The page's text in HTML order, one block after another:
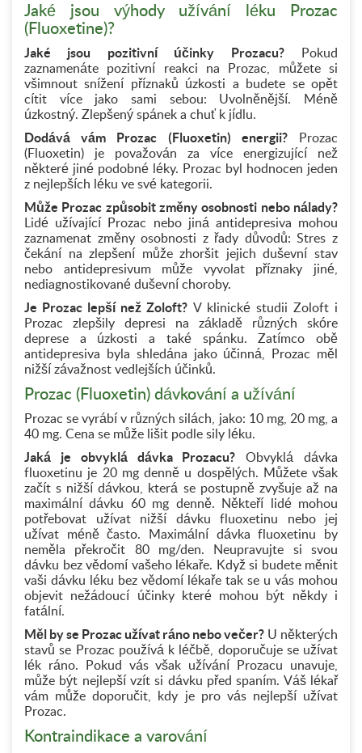
Jaké jsou výhody užívání léku Prozac
(Fluoxetine)?
Jaké jsou pozitivní účinky Prozacu?Pokud
zaznamenáte pozitivní reakci na Prozac, můžete si
všimnout snížení příznaků úzkosti a budete se opět
cítit více jako sami sebou: Uvolněnější. Méně
úzkostný. Zlepšený spánek a chuť k jídlu.
Dodává vám Prozac (Fluoxetin) energii?Prozac
(Fluoxetin) je považován za více energizující než
některé jiné podobné léky. Prozac byl hodnocen jeden
z nejlepších léku ve své kategorii.
Může Prozac způsobit změny osobnosti nebo nálady?
Lidé užívající Prozac nebo jiná antidepresiva mohou
zaznamenat změny osobnosti z řady důvodů: Stres z
čekání na zlepšení může zhoršit jejich duševní stav
nebo antidepresivum může vyvolat příznaky jiné,
nediagnostikované duševní choroby.
Je Prozac lepší než Zoloft? V klinické studii Zoloft i
Prozac zlepšily depresi na základě různých skóre
deprese a úzkosti a také spánku. Zatímco obě
antidepresiva byla shledána jako účinná, Prozac měl
nižší závažnost vedlejších účinků.
Prozac (Fluoxetin) dávkování a užívání
Prozac se vyrábí v různých silách, jako: 10 mg, 20 mg, a
40 mg. Cena se může lišit podle sily léku.
Jaká je obvyklá dávka Prozacu? Obvyklá dávka
fluoxetinu je 20 mg denně u dospělých. Můžete však
začít s nižší dávkou, která se postupně zvyšuje až na
maximální dávku 60 mg denně. Někteří lidé mohou
potřebovat užívat nižší dávku fluoxetinu nebo jej
užívat méně často. Maximální dávka fluoxetinu by
neměla překročit 80 mg/den. Neupravujte si svou
dávku bez vědomí vašeho lékaře. Když si budete měnit
vaši dávku léku bez vědomí lékaře tak se u vás mohou
objevit nežádoucí účinky které mohou být někdy i
fatální.
Měl by se Prozac užívat ráno nebo večer? U některých
stavů se Prozac používá k léčbě, doporučuje se užívat
lék ráno. Pokud vás však užívání Prozacu unavuje,
může být nejlepší vzít si dávku před spaním. Váš lékař
vám může doporučit, kdy je pro vás nejlepší užívat
Prozac.
Kontraindikace a varování